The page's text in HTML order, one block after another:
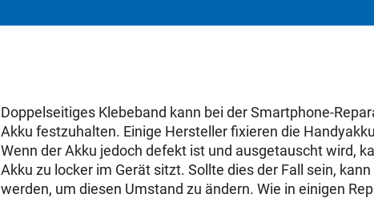
Doppelseitiges Klebeband kann bei der Smartphone-
Akku festzuhalten. Einige Hersteller fixieren die
Wenn der Akku jedoch defekt ist und ausgetauscht wird,
Akku zu locker im Gerät sitzt. Sollte dies der Fall sein,
werden, um diesen Umstand zu ändern. Wie in einigen